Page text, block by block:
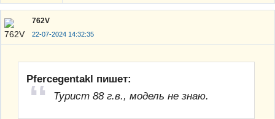
762V
22-07-2024 14:32:35
Pfercegentakl пишет:
Турист 88 г.в., модель не знаю.